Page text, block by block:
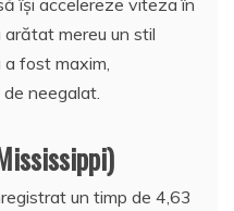
mereu un stil
fost maxim,
neegalat.
un timp de 4,63